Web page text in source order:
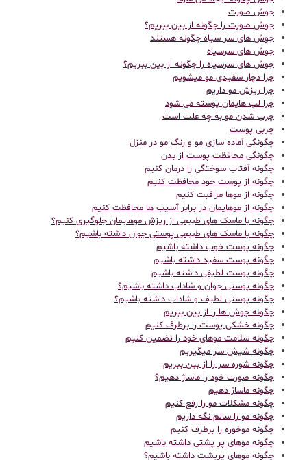
جوش صورت
جوش صورت را چگونه از بین ببریم؟
جوش های سر سیاه چگونه هستند
جوش های سرسیاه
جوش های سرسیاه را چگونه از بین ببریم؟
چرا دچار سفیدی مو میشویم
چرا ریزش مو داریم
چرا لب هایمان پوسته می شود
چرب شدن مو به چه علت است
چربی پوست
چگونگی آماده سازی مو و رنگ مو در منزل
چگونگی محافظت پوست از بدن
چگونه آفتاب سوختگی را درمان کنیم
چگونه از پوست خود محافظت کنیم
چگونه از موها مراقبت کنیم
چگونه از موهایمان در برابر آسیب ها محافظت کنیم
چگونه با ماسک های طبیعی از ریزش موهایمان جلوگیری کنیم؟
چگونه با ماسک های طبیعی پوستی جوان داشته باشیم؟
چگونه پوست خوب داشته باشیم
چگونه پوست سفید داشته باشیم
چگونه پوست لطیفی داشته باشیم
چگونه پوستی جوان و شاداب داشته باشیم؟
چگونه پوستی لطیف و شاداب داشته باشیم؟
چگونه جوش ها را از بین ببریم
چگونه خشکی پوست را برطرف کنیم
چگونه سلامت موهای خود را تضمین کنیم
چگونه شپش سر میگیریم
چگونه شوره سر را از بین ببریم
چگونه صورت خود را ماساژ دهیم؟
چگونه ماساژ دهیم
چگونه مشکلات مو را رفع کنیم
چگونه مو را سالم نگه داریم
چگونه موخوره را برطرف کنیم
چگونه موهای پر پشتی داشته باشیم
چگونه موهای پرپشت داشته باشیم؟